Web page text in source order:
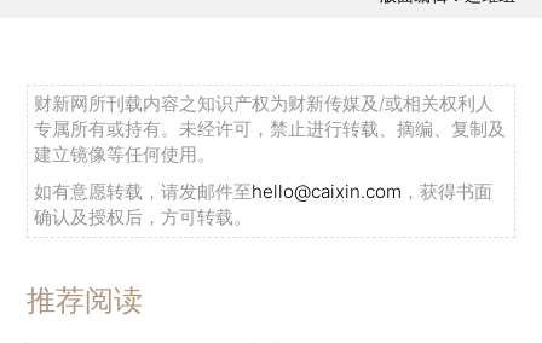
财新网所刊载内容之知识产权为财新传媒及/或相关权利人
专属所有或持有。未经许可，禁止进行转载、摘编、复制及
建立镜像等任何使用。
如有意愿转载，请发邮件至hello@caixin.com ，获得书面
确认及授权后，方可转载。
推荐阅读